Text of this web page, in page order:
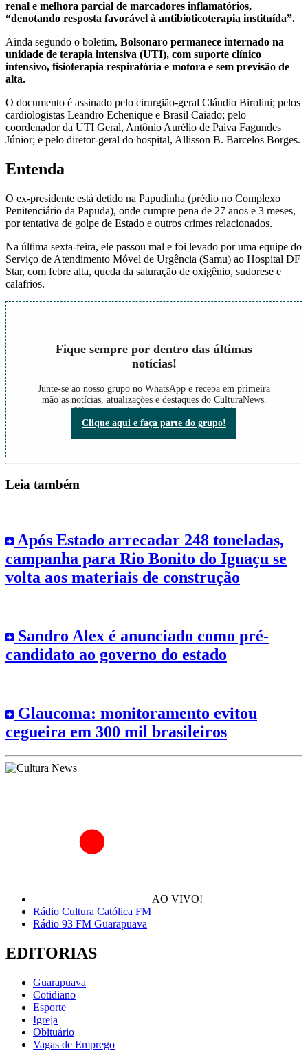
renal e melhora parcial de marcadores inflamatórios,
“denotando resposta favorável à antibioticoterapia instituída”.
Ainda segundo o boletim, Bolsonaro permanece internado na
unidade de terapia intensiva (UTI), com suporte clínico
intensivo, fisioterapia respiratória e motora e sem previsão de
alta.
O documento é assinado pelo cirurgião-geral Cláudio Birolini; pelos
cardiologistas Leandro Echenique e Brasil Caiado; pelo
coordenador da UTI Geral, Antônio Aurélio de Paiva Fagundes
Júnior; e pelo diretor-geral do hospital, Allisson B. Barcelos Borges.
Entenda
O ex-presidente está detido na Papudinha (prédio no Complexo
Penitenciário da Papuda), onde cumpre pena de 27 anos e 3 meses,
por tentativa de golpe de Estado e outros crimes relacionados.
Na última sexta-feira, ele passou mal e foi levado por uma equipe do
Serviço de Atendimento Móvel de Urgência (Samu) ao Hospital DF
Star, com febre alta, queda da saturação de oxigênio, sudorese e
calafrios.
Fique sempre por dentro das últimas
notícias!
Junte-se ao nosso grupo no WhatsApp e receba em primeira
mão as notícias, atualizações e destaques do CulturaNews.
Não perca nada do que está acontecendo!
Clique aqui e faça parte do grupo!
Leia também
Após Estado arrecadar 248 toneladas,
campanha para Rio Bonito do Iguaçu se
volta aos materiais de construção
Sandro Alex é anunciado como pré-
candidato ao governo do estado
Glaucoma: monitoramento evitou
cegueira em 300 mil brasileiros
AO VIVO!
Rádio Cultura Católica FM
Rádio 93 FM Guarapuava
EDITORIAS
Guarapuava
Cotidiano
Esporte
Igreja
Obituário
Vagas de Emprego